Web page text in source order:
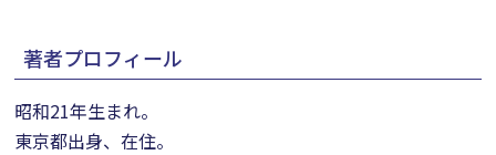
著者プロフィール
昭和21年生まれ。
東京都出身、在住。